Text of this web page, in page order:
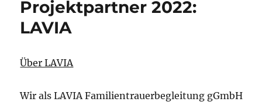
Projektpartner 2022:
LAVIA
Über LAVIA
Wir als LAVIA Familientrauerbegleitung gGmbH